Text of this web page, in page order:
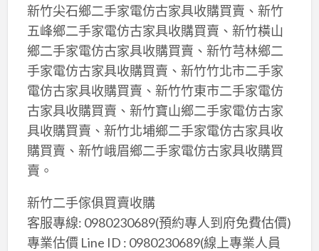
新竹尖石鄉二手家電仿古家具收購買賣、新竹
五峰鄉二手家電仿古家具收購買賣、新竹橫山
鄉二手家電仿古家具收購買賣、新竹芎林鄉二
手家電仿古家具收購買賣、新竹竹北市二手家
電仿古家具收購買賣、新竹竹東市二手家電仿
古家具收購買賣、新竹寶山鄉二手家電仿古家
具收購買賣、新竹北埔鄉二手家電仿古家具收
購買賣、新竹峨眉鄉二手家電仿古家具收購買
賣。
新竹二手傢俱買賣收購
客服專線: 0980230689(預約專人到府免費估價)
專業估價 Line ID : 0980230689(線上專業人員